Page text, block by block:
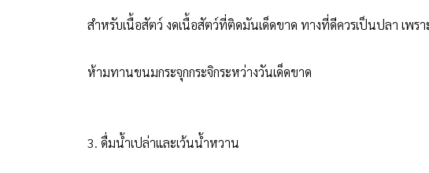
สำหรับเนื้อสัตว์ งดเนื้อสัตว์ที่ติดมันเด็ดขาด ทางที่ดีควรเป็นปลา เพร
ห้ามทานขนมกระจุกกระจิกระหว่างวันเด็ดขาด
3. ดื่มน้ำเปล่าและเว้นน้ำหวาน